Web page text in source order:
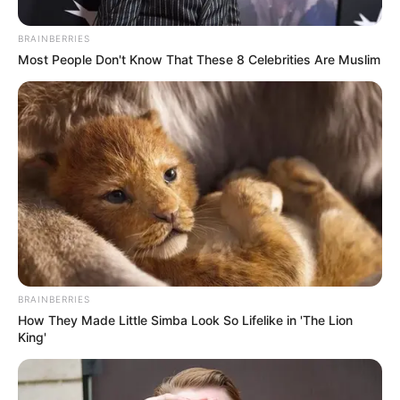
habitantes.
Puede ver:
Pille las motos que sí pueden transitar el Día
sin carro en Bogotá
BRAINBERRIES
Most People Don't Know That These 8 Celebrities Are Muslim
BRAINBERRIES
How They Made Little Simba Look So Lifelike in 'The Lion
King'